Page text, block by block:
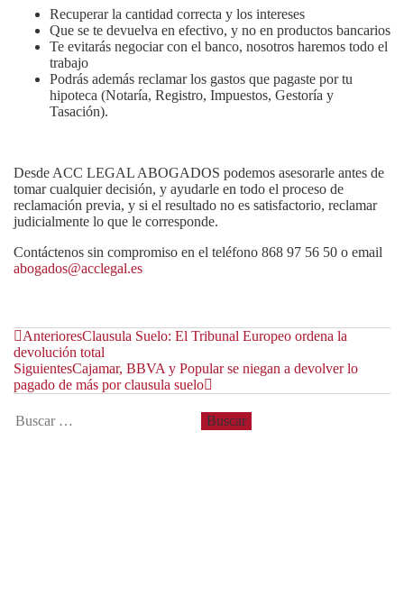
Recuperar la cantidad correcta y los intereses
Que se te devuelva en efectivo, y no en productos bancarios
Te evitarás negociar con el banco, nosotros haremos todo el
trabajo
Podrás además reclamar los gastos que pagaste por tu
hipoteca (Notaría, Registro, Impuestos, Gestoría y
Tasación).
Desde ACC LEGAL ABOGADOS podemos asesorarle antes de
tomar cualquier decisión, y ayudarle en todo el proceso de
reclamación previa, y si el resultado no es satisfactorio, reclamar
judicialmente lo que le corresponde.
Contáctenos sin compromiso en el teléfono 868 97 56 50 o email
abogados@acclegal.es
AnterioresClausula Suelo: El Tribunal Europeo ordena la
devolución total
SiguientesCajamar, BBVA y Popular se niegan a devolver lo
pagado de más por clausula suelo